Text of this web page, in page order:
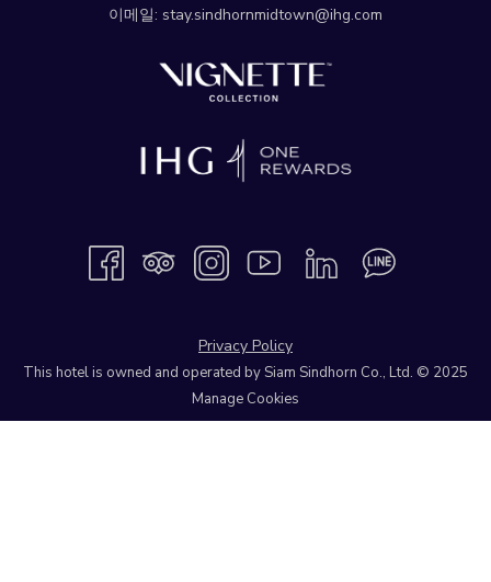
이메일: stay.sindhornmidtown@ihg.com
Privacy Policy
This hotel is owned and operated by Siam Sindhorn Co., Ltd. © 2025
Manage Cookies